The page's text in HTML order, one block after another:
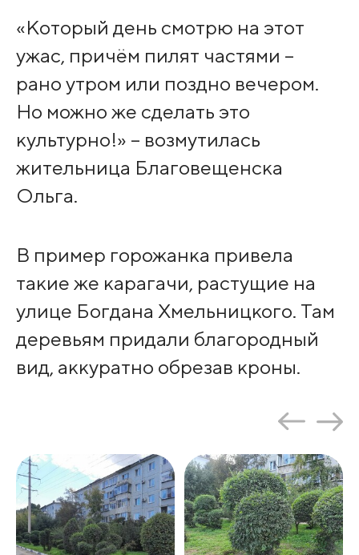
«Который день смотрю на этот
ужас, причём пилят частями –
рано утром или поздно вечером.
Но можно же сделать это
культурно!» – возмутилась
жительница Благовещенска
Ольга.
В пример горожанка привела
такие же карагачи, растущие на
улице Богдана Хмельницкого. Там
деревьям придали благородный
вид, аккуратно обрезав кроны.